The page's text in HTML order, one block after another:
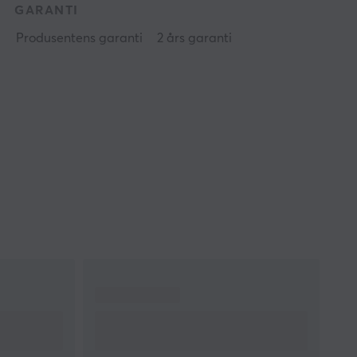
GARANTI
Produsentens garanti 2 års garanti